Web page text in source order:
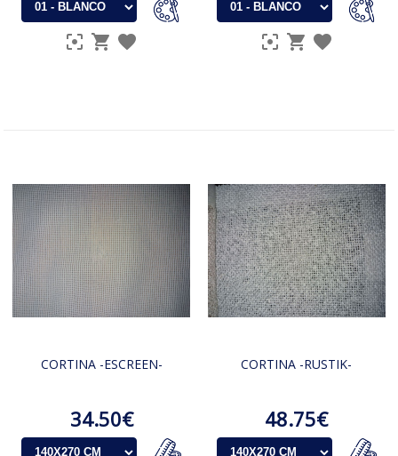
CORTINA -ESCREEN-
34.50€
CORTINA -RUSTIK-
48.75€